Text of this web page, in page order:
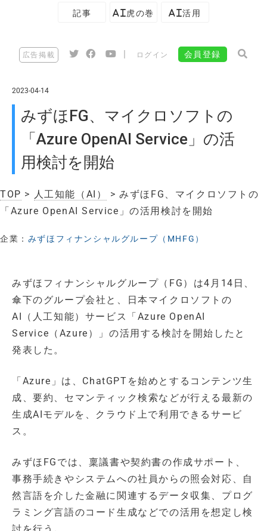
記事 AI虎の巻 AI活用
広告掲載 ログイン 会員登録
2023-04-14
みずほFG、マイクロソフトの
「Azure OpenAI Service」の活
用検討を開始
TOP > 人工知能（AI）
> みずほFG、マイクロソフトの
「Azure OpenAI Service」の活用検討を開始
企業： みずほフィナンシャルグループ（MHFG）
みずほフィナンシャルグループ（FG）は4月14日、
傘下のグループ会社と、日本マイクロソフトの
AI（人工知能）サービス「Azure OpenAI
Service（Azure）」の活用する検討を開始したと
発表した。
「Azure」は、ChatGPTを始めとするコンテンツ生
成、要約、セマンティック検索などが行える最新の
生成AIモデルを、クラウド上で利用できるサービ
ス。
みずほFGでは、稟議書や契約書の作成サポート、
事務手続きやシステムへの社員からの照会対応、自
然言語を介した金融に関連するデータ収集、プログ
ラミング言語のコード生成などでの活用を想定し検